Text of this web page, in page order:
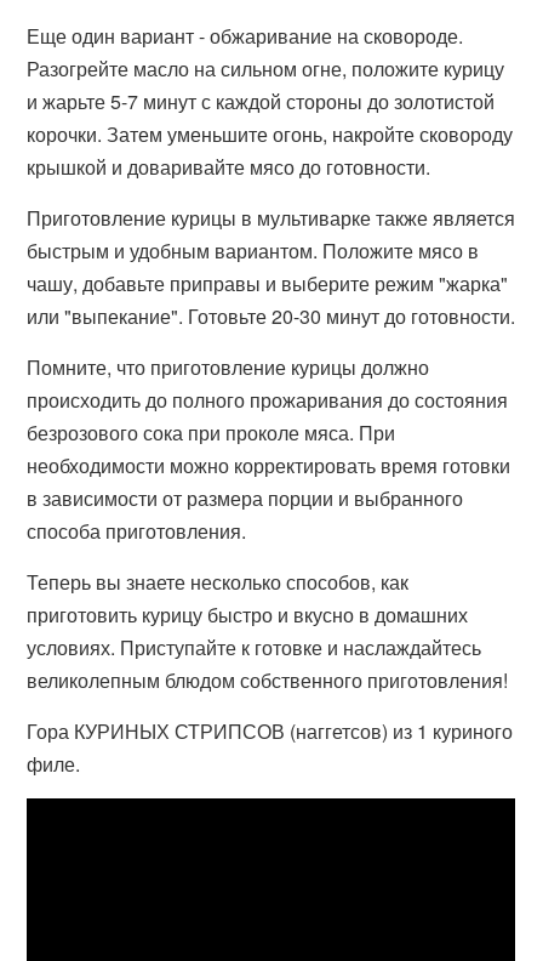
Еще один вариант - обжаривание на сковороде.
Разогрейте масло на сильном огне, положите курицу
и жарьте 5-7 минут с каждой стороны до золотистой
корочки. Затем уменьшите огонь, накройте сковороду
крышкой и доваривайте мясо до готовности.
Приготовление курицы в мультиварке также является
быстрым и удобным вариантом. Положите мясо в
чашу, добавьте приправы и выберите режим "жарка"
или "выпекание". Готовьте 20-30 минут до готовности.
Помните, что приготовление курицы должно
происходить до полного прожаривания до состояния
безрозового сока при проколе мяса. При
необходимости можно корректировать время готовки
в зависимости от размера порции и выбранного
способа приготовления.
Теперь вы знаете несколько способов, как
приготовить курицу быстро и вкусно в домашних
условиях. Приступайте к готовке и наслаждайтесь
великолепным блюдом собственного приготовления!
Гора КУРИНЫХ СТРИПСОВ (наггетсов) из 1 куриного
филе.